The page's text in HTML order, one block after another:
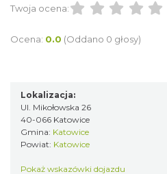
Twoja ocena:
Ocena: 0.0 (Oddano 0 głosy)
Lokalizacja:
Ul. Mikołowska 26
40-066 Katowice
Gmina: Katowice
Powiat: Katowice
Pokaż wskazówki dojazdu